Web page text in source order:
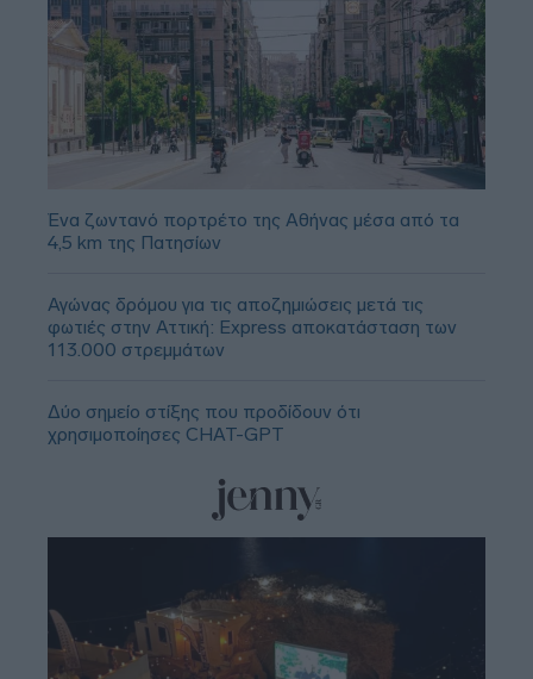
Ένα ζωντανό πορτρέτο της Αθήνας μέσα από τα
4,5 km της Πατησίων
Αγώνας δρόμου για τις αποζημιώσεις μετά τις
φωτιές στην Αττική: Express αποκατάσταση των
113.000 στρεμμάτων
Δύο σημείο στίξης που προδίδουν ότι
χρησιμοποίησες CHAT-GPT